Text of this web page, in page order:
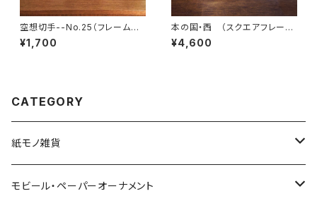
空想切手--No.25（フレーム付、
切手風プチアート）
¥1,700
本の国・西 （スクエアフレーム
付・裏面サイン入り）
¥4,600
CATEGORY
紙モノ雑貨
切り絵グリーティングカード
モビール・ペーパーオーナメント